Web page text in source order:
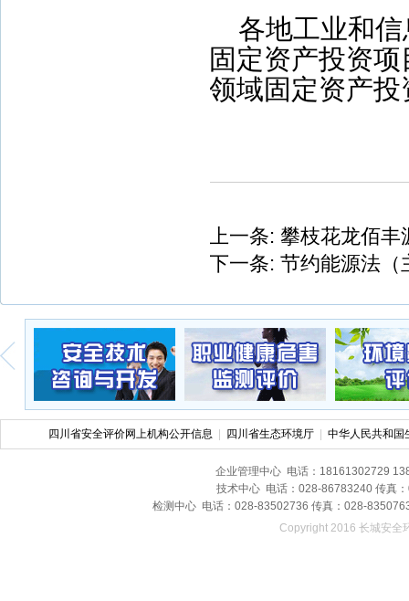
各地工业和
固定资产投资
领域固定资产
上一条:攀枝花龙佰丰
下一条:节约能源法（
四川省安全评价网上机构公开信息 四川省生态环境厅 中华人民共和国
企业管理中心 电话：18161302729
技术中心 电话：028-86783240 传真
检测中心 电话：028-83502736 传真：028-
Copyright 2016 长城安